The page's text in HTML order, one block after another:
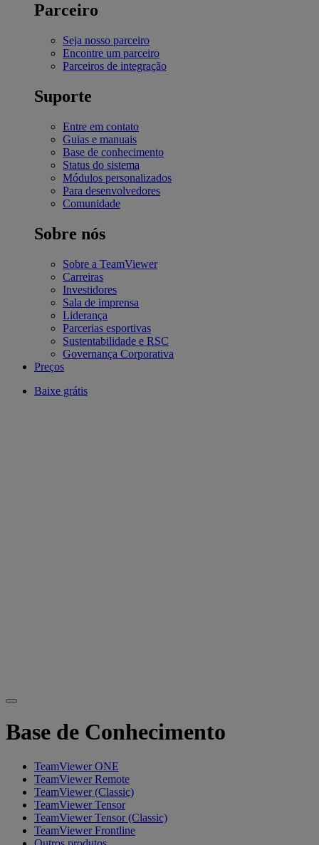
Parceiro
Seja nosso parceiro
Encontre um parceiro
Parceiros de integração
Suporte
Entre em contato
Guias e manuais
Base de conhecimento
Status do sistema
Módulos personalizados
Para desenvolvedores
Comunidade
Sobre nós
Sobre a TeamViewer
Carreiras
Investidores
Sala de imprensa
Liderança
Parcerias esportivas
Sustentabilidade e RSC
Governança Corporativa
Preços
Baixe grátis
Base de Conhecimento
TeamViewer ONE
TeamViewer Remote
TeamViewer (Classic)
TeamViewer Tensor
TeamViewer Tensor (Classic)
TeamViewer Frontline